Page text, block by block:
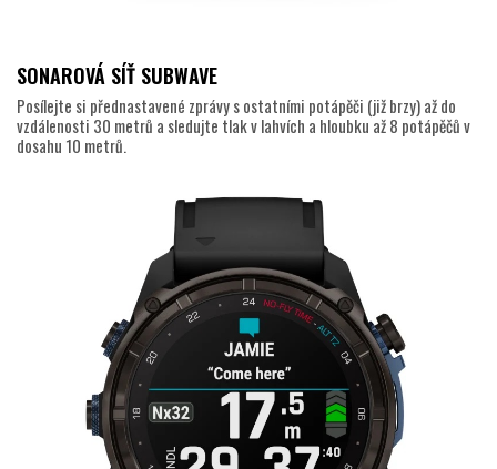
SONAROVÁ SÍŤ SUBWAVE
Posílejte si přednastavené zprávy s ostatními potápěči (již brzy) až do
vzdálenosti 30 metrů a sledujte tlak v lahvích a hloubku až 8 potápěčů v
dosahu 10 metrů.